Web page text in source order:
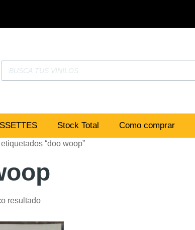
Stock Total Como comprar
“doo woop”
resultado